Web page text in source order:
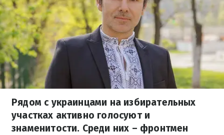
Рядом с украинцами на избирательных
участках активно голосуют и
знаменитости. Среди них – фронтмен